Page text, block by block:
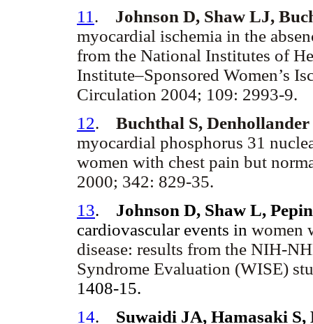
11 . Johnson D, Shaw LJ,
myocardial ischemia in the
from the National Institutes of
Institute–Sponsored Women’s
Circulation 2004; 109: 2993-9.
12. Buchthal S,
myocardial phosphorus 31
women with chest pain but
2000; 342: 829-35.
13. Johnson D, Shaw L,
cardiovascular events in women
disease: results from the NIH-
Syndrome Evaluation (WISE)
1408-15.
14. Suwaidi JA, Hamasaki S,